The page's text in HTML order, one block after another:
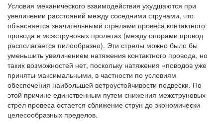
Условия механического взаимодействия ухудшаются при
увеличении расстояний между соседними струнами, что
объясняется значительными стрелами провеса контактного
провода в мсжструновых пролетах (между опорами провод
располагается пилообразно). Эти стрелы можно было бы
уменьшить увеличением натяжения контактного провода, но
таких возможностей нет, поскольку натяжения »поводов уже
приняты максимальными, в частности по условиям
обеспечения наибольшей ветроустойчивости подвески. По
этой причине единственным путем снижения межструновых
стрел провеса остается сближение струн до экономически
целесообразных пределов.